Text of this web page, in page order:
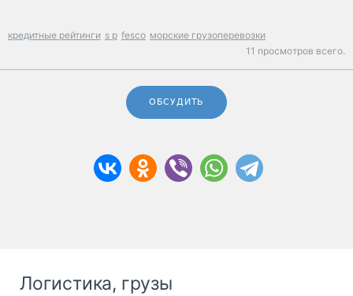
кредитные рейтинги s p fesco морские грузоперевозки
11 просмотров всего.
ОБСУДИТЬ
Логистика, грузы